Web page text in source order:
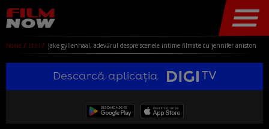
home stiri jake gyllenhaal, adevărul despre scenele intime filmate cu jennifer aniston: ”au fost o tortură!” actorul a rupt tăcerea după mai bine de 20 de ani
Descarcă aplicația